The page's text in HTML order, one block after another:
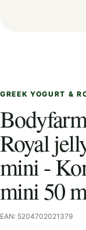
GREEK YOGURT &
Royal
mini -
mini 50
EAN: 5204702021379